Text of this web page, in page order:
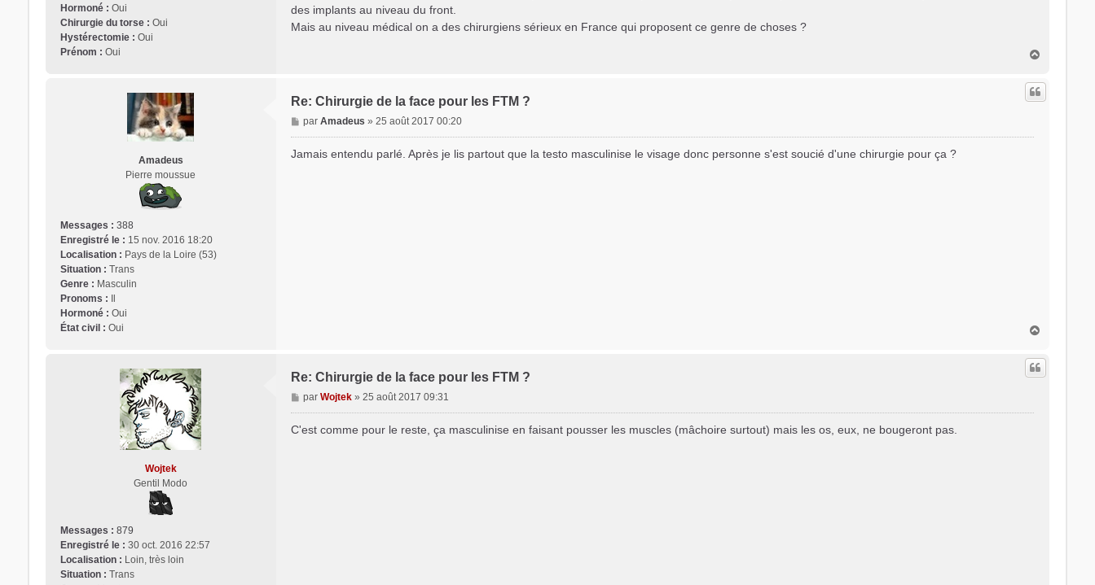
Trans District
Forum d'information sur les transidentités masculines FtM/FtX/Ft*
Hormoné : Oui
Chirurgie du torse : Oui
Hystérectomie : Oui
Prénom : Oui
des implants au niveau du front.
Mais au niveau médical on a des chirurgiens sérieux en France qui proposent ce genre de choses ?
u
Amadeus
Pierre moussue
Messages : 388
Enregistré le : 15 nov. 2016 18:20
Localisation : Pays de la Loire (53)
Situation : Trans
Genre : Masculin
Pronoms :
Hormoné : Oui
État civil : Oui
Re: Chirurgie de la face pour les FTM ?
M
e
parAmadeus »25 août 2017 00:20
Jamais entendu parlé. Après je lis partout que la testo masculinise le visage donc personne s'est soucié d'une chirurgie pour ça ?
u
Wojtek
Gentil Modo
Messages : 879
Enregistré le : 30 oct. 2016 22:57
Localisation : Loin, très loin
Situation : Trans
Re: Chirurgie de la face pour les FTM ?
M
e
s
parWojtek » 25 août 2017 09:31
C'est comme pour le reste, ça masculinise en faisant pousser les muscles (mâchoire surtout) mais les os, eux, ne bougeront pas.